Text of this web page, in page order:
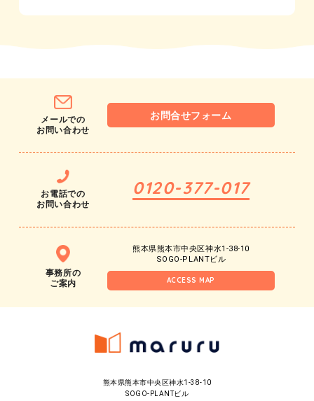
メールでの
お問い合わせ
お問合せフォーム
お電話での
お問い合わせ
0120-377-017
事務所の
ご案内
ACCESS MAP
熊本県熊本市中央区神水1-38-10
SOGO-PLANTビル
熊本県熊本市中央区神水1-38-10
SOGO-PLANTビル